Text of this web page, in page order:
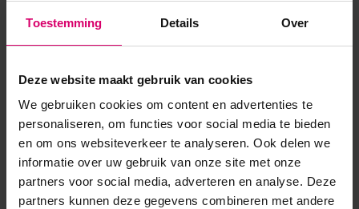
Toestemming Details Over
Deze website maakt gebruik van cookies
We gebruiken cookies om content en advertenties te
personaliseren, om functies voor social media te bieden
en om ons websiteverkeer te analyseren. Ook delen we
informatie over uw gebruik van onze site met onze
partners voor social media, adverteren en analyse. Deze
partners kunnen deze gegevens combineren met andere
Deze verpakking bevat 100 nageltips.
EAN 639370012803